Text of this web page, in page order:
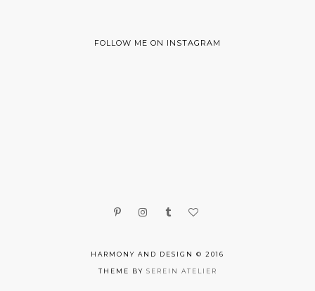
FOLLOW ME ON INSTAGRAM
HARMONY AND DESIGN © 2016
THEME BY SEREIN ATELIER